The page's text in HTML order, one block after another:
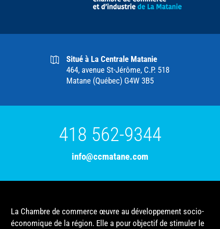
Situé à La Centrale Matanie
464, avenue St-Jérôme, C.P. 518
Matane (Québec) G4W 3B5
418 562-9344
info@ccmatane.com
La Chambre de commerce œuvre au développement socio-
économique de la région. Elle a pour objectif de stimuler le